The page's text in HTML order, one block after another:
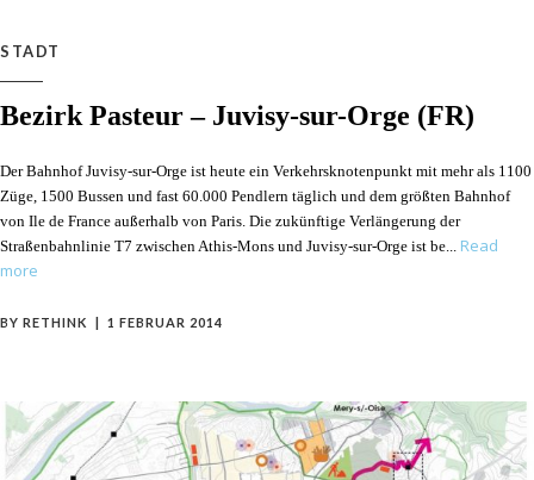
STADT
Bezirk Pasteur – Juvisy-sur-Orge (FR)
Der Bahnhof Juvisy-sur-Orge ist heute ein Verkehrsknotenpunkt mit mehr als 1100
Züge, 1500 Bussen und fast 60.000 Pendlern täglich und dem größten Bahnhof
von Ile de France außerhalb von Paris. Die zukünftige Verlängerung der
Straßenbahnlinie T7 zwischen Athis-Mons und Juvisy-sur-Orge ist be
Read
more
BY RETHINK 1 FEBRUAR 2014